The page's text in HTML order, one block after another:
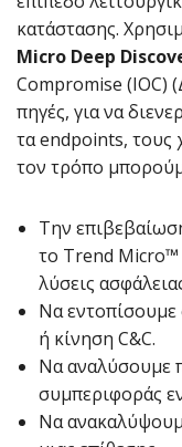
κατάστασης.
Micro Deep
Compromise (IOC)
πηγές, για να
τα endpoints, τους
τον τρόπο
Την
το Trend Micro™
λύσεις
Να εντοπίσουμε
ή κίνηση C&C.
Να αναλύσουμε
συμπεριφοράς
Να